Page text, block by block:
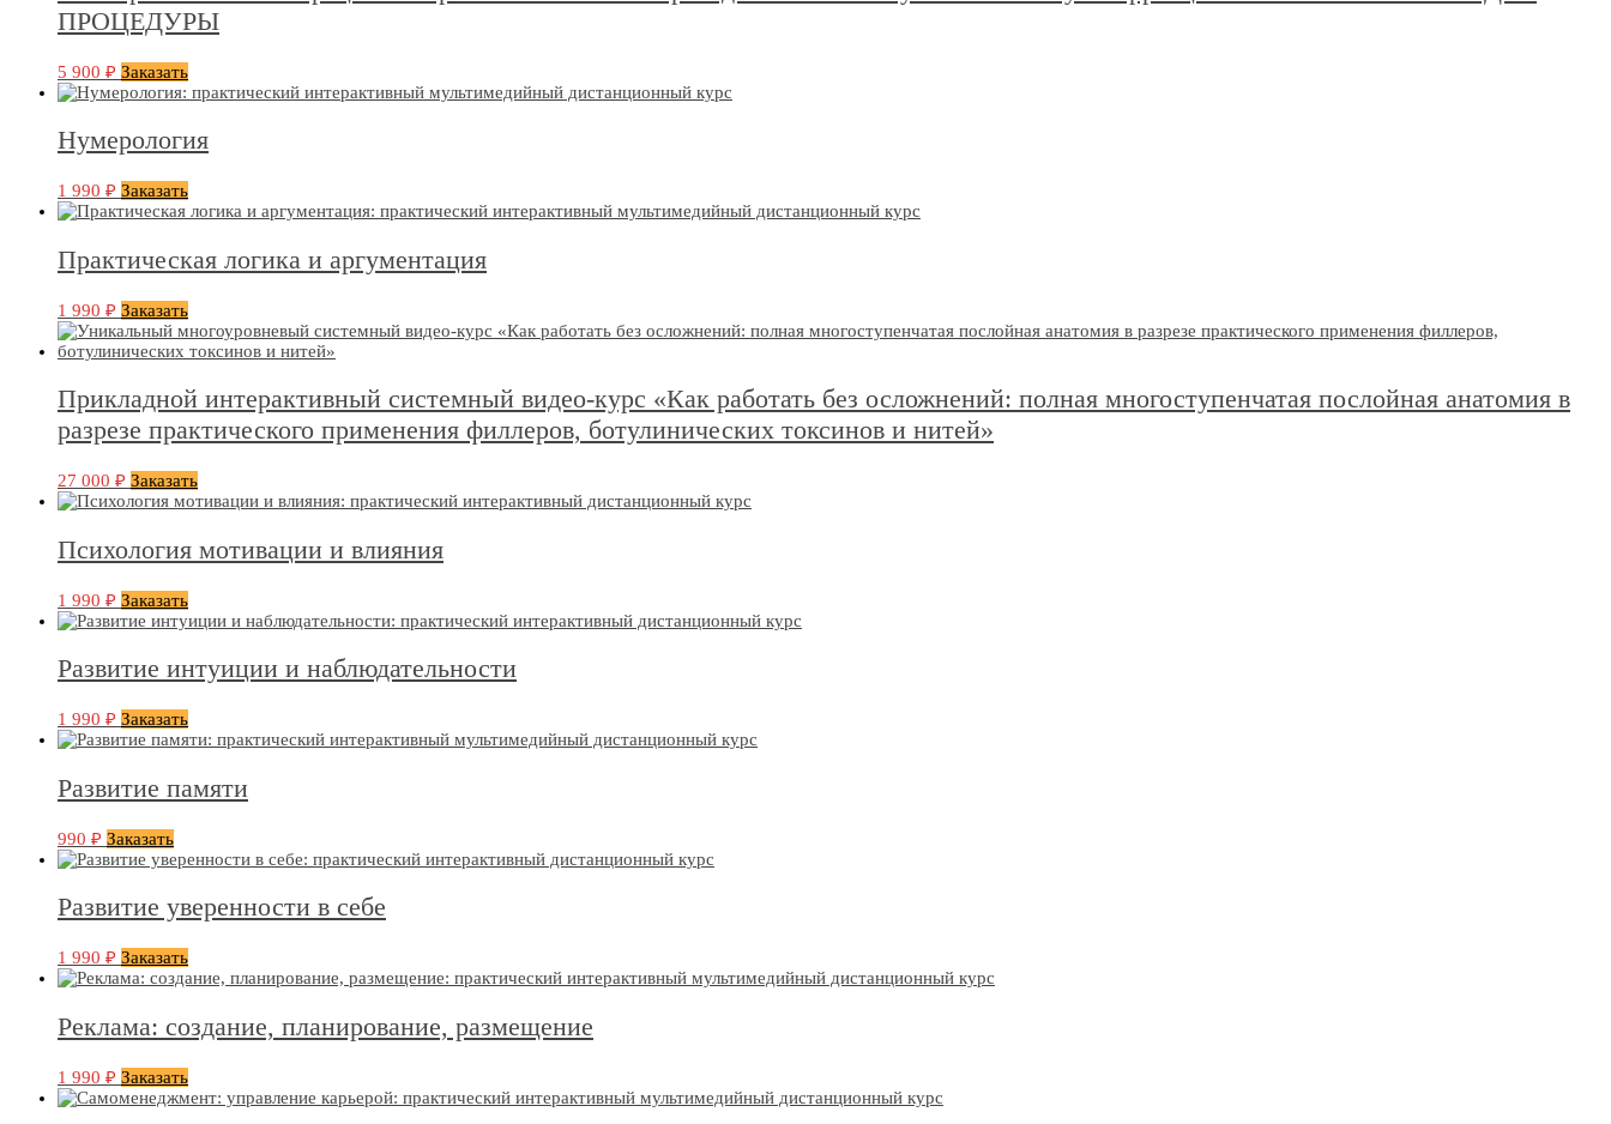
ПРОЦЕДУРЫ
5 900 ₽ Заказать
Нумерология
1 990 ₽ Заказать
Практическая логика и аргументация
1 990 ₽ Заказать
Прикладной интерактивный системный видео-курс «Как работать без осложнений: полная многоступенчатая послойная анатомия в
разрезе практического применения филлеров, ботулинических токсинов и нитей»
27 000 ₽ Заказать
Психология мотивации и влияния
1 990 ₽ Заказать
Развитие интуиции и наблюдательности
1 990 ₽ Заказать
Развитие памяти
990 ₽ Заказать
Развитие уверенности в себе
1 990 ₽ Заказать
Реклама: создание, планирование, размещение
1 990 ₽ Заказать